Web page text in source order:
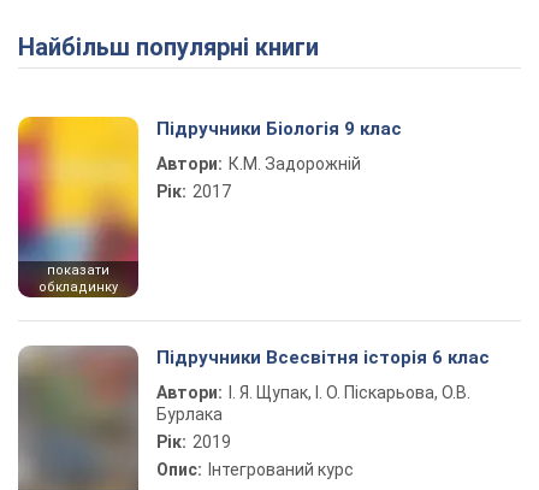
Найбільш популярні книги
показати
обкладинку
Підручники Біологія 9 клас
Автори: К.М. Задорожній
Рік: 2017
Підручники Всесвітня історія 6 клас
Автори:
І. Я. Щупак, І. О. Піскарьова, О.В.
Бурлака
Рік: 2019
Опис: Інтегрований курс